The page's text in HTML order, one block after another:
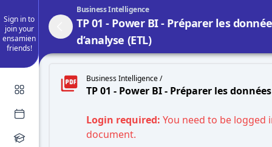
Sign in to
join your
ensamien
friends!
Business Intelligence
TP 01 - Power BI - Préparer les
d’analyse (ETL)
Business Intelligence /
TP 01 - Power BI - Préparer les données
Login required: You need to be logged
document.